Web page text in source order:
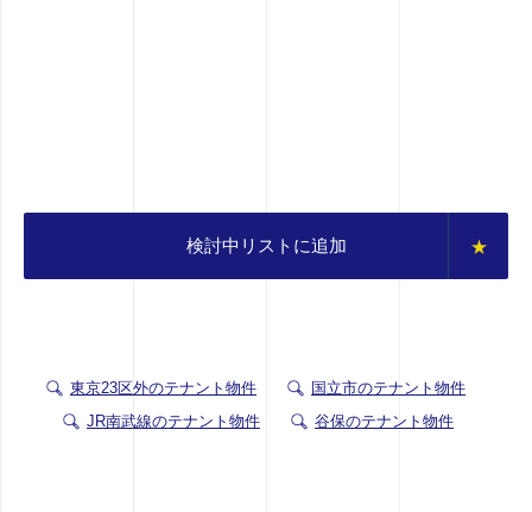
検討中リストに追加
東京23区外のテナント物件
国立市のテナント物件
JR南武線のテナント物件
谷保のテナント物件